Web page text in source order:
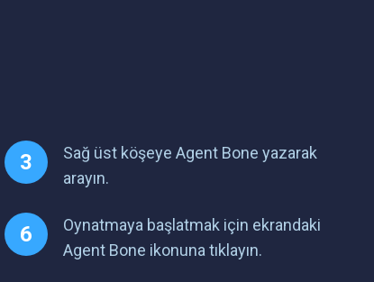
Sağ üst köşeye Agent Bone yazarak
arayın.
Oynatmaya başlatmak için ekrandaki
Agent Bone ikonuna tıklayın.